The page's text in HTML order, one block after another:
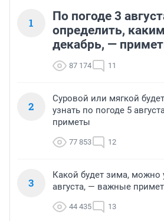
1
По погоде 3
определить,
декабрь, —
87 174 11
2
Суровой или мягкой
узнать по погоде 5
приметы
77 853 12
3
Какой будет зима, можно
августа, — важные
44 435 13